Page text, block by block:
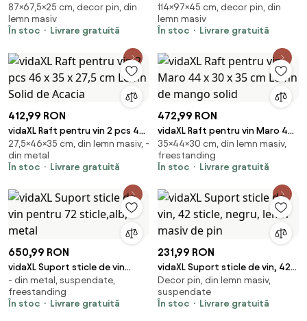
67,5x25x87 cm, lemn masiv de
pin
87×67,5×25 cm, decor pin, din
lemn masiv
În stoc
Livrare gratuită
97 x 45 x 114 cm Lemn de pin
masiv
114×97×45 cm, decor pin, din
lemn masiv
În stoc
Livrare gratuită
412,99 RON
vidaXL Raft pentru vin 2 pcs 46
x 35 x 27,5 cm Lemn Solid de
Acacia
27,5×46×35 cm, din lemn masiv, -
din metal
În stoc
Livrare gratuită
472,99 RON
vidaXL Raft pentru vin Maro 44
x 30 x 35 cm Lemn de mango
solid
35×44×30 cm, din lemn masiv,
freestanding
În stoc
Livrare gratuită
650,99 RON
vidaXL Suport sticle de vin
pentru 72 sticle,alb, metal
- din metal, suspendate,
freestanding
În stoc
Livrare gratuită
231,99 RON
vidaXL Suport sticle de vin, 42
sticle, negru, lemn masiv de pin
Decor pin, din lemn masiv,
suspendate
În stoc
Livrare gratuită